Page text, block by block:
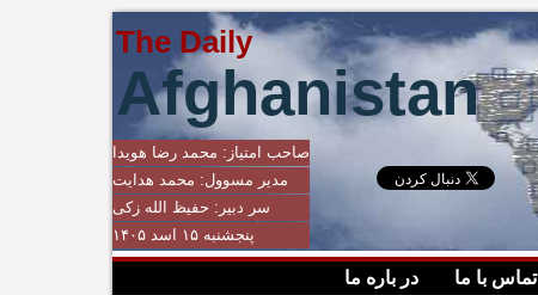
The Daily
Afghanistan
صاحب امتیاز: محمد رضا هویدا
مدیر مسوول: محمد هدایت
سر دبیر: حفیظ الله زکی
پنجشنبه ۱۵ اسد ۱۴۰۵
تماس با ما در باره ما